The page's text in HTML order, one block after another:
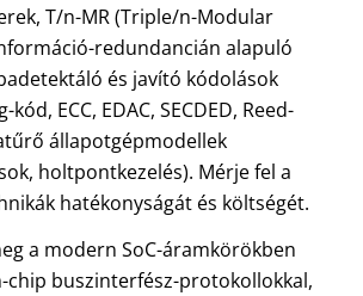
T/n-MR (Triple/n-Modular
redundancián alapuló
és javító kódolások
kód, ECC, EDAC, SECDED, Reed-
állapotgépmodellek
holtpontkezelés). Mérje fel a
hatékonyságát és költségét.
a modern SoC-áramkörökben
chip buszinterfész-protokollokkal,